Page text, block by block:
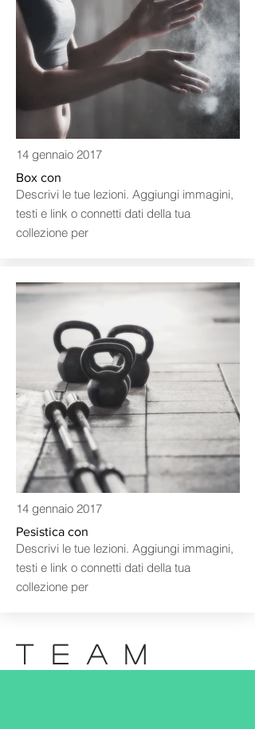
14 gennaio 2017
Box con
Descrivi le tue lezioni. Aggiungi immagini,
testi e link o connetti dati della tua
collezione per
14 gennaio 2017
Pesistica con
Descrivi le tue lezioni. Aggiungi immagini,
testi e link o connetti dati della tua
collezione per
TEAM